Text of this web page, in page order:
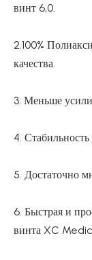
винт 6,0.
2.100%
качества.
3. Меньше
4.
5. Достаточно
6. Быстрая и
винта XC